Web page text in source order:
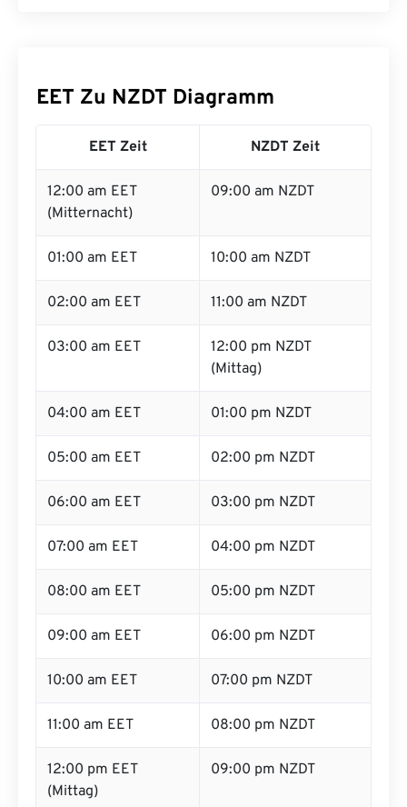
EET Zu NZDT Diagramm
EET Zeit NZDT Zeit
12:00 am EET
(Mitternacht)
09:00 am NZDT
01:00 am EET 10:00 am NZDT
02:00 am EET 11:00 am NZDT
03:00 am EET
12:00 pm NZDT
(Mittag)
04:00 am EET 01:00 pm NZDT
05:00 am EET 02:00 pm NZDT
06:00 am EET 03:00 pm NZDT
07:00 am EET 04:00 pm NZDT
08:00 am EET 05:00 pm NZDT
09:00 am EET 06:00 pm NZDT
10:00 am EET 07:00 pm NZDT
11:00 am EET 08:00 pm NZDT
12:00 pm EET
(Mittag)
09:00 pm NZDT